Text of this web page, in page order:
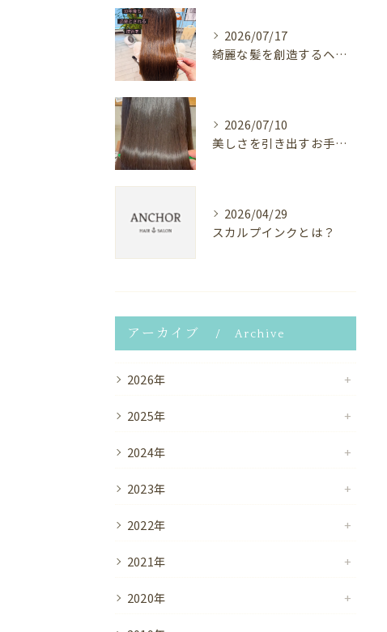
2026/07/17
綺麗な髪を創造するヘアサロン⭐︎
2026/07/10
美しさを引き出すお手伝い✨
2026/04/29
スカルプインクとは？
アーカイブ Archive
2026年
2025年
2024年
2023年
2022年
2021年
2020年